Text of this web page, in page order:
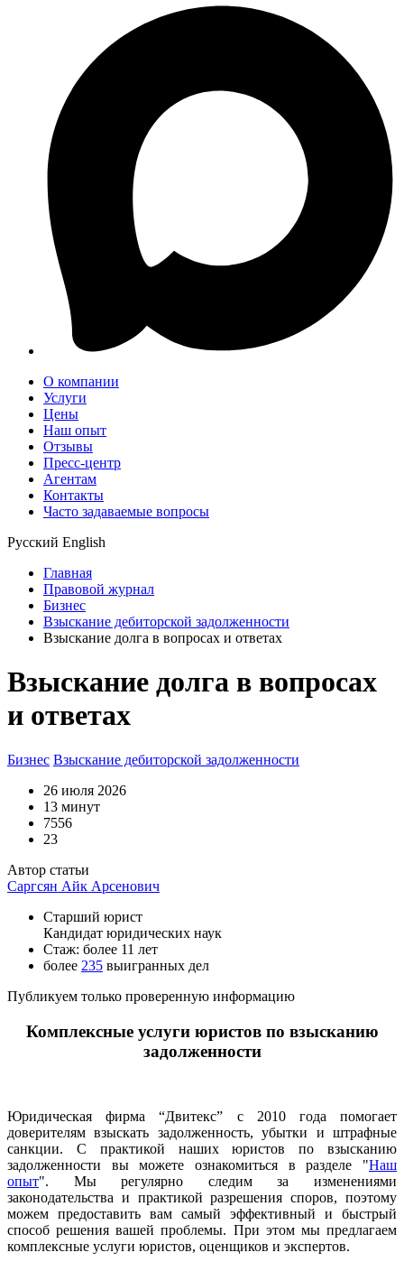
О компании
Услуги
Цены
Наш опыт
Отзывы
Пресс-центр
Агентам
Контакты
Часто задаваемые вопросы
Русский English
Главная
Правовой журнал
Бизнес
Взыскание дебиторской задолженности
Взыскание долга в вопросах и ответах
Взыскание долга в вопросах
и ответах
Бизнес Взыскание дебиторской задолженности
26 июля 2026
13 минут
7556
23
Автор статьи
Саргсян Айк Арсенович
Старший юрист
Кандидат юридических наук
Стаж: более 11 лет
более 235 выигранных дел
Публикуем только проверенную информацию
Комплексные услуги юристов по взысканию
задолженности
Юридическая фирма “Двитекс” с 2010 года помогает
доверителям взыскать задолженность, убытки и штрафные
санкции. С практикой наших юристов по взысканию
задолженности вы можете ознакомиться в разделе "Наш
опыт". Мы регулярно следим за изменениями
законодательства и практикой разрешения споров, поэтому
можем предоставить вам самый эффективный и быстрый
способ решения вашей проблемы. При этом мы предлагаем
комплексные услуги юристов, оценщиков и экспертов.